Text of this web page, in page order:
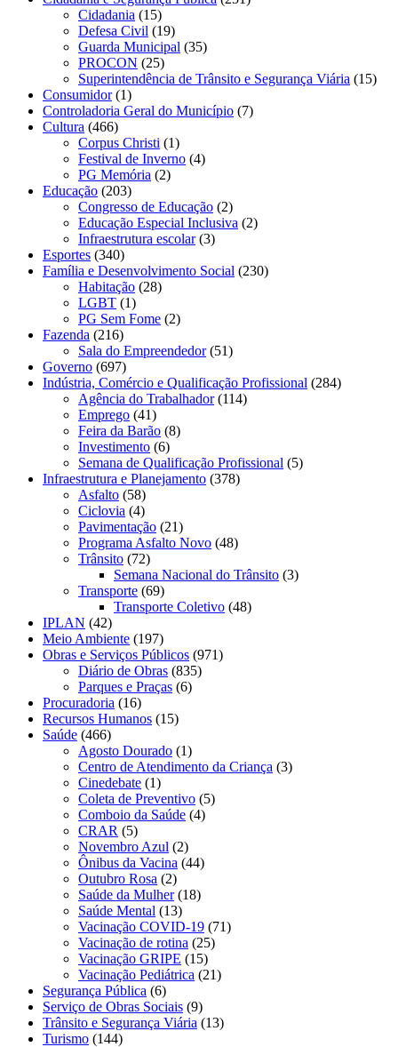
Cidadania (15)
Defesa Civil (19)
Guarda Municipal (35)
PROCON (25)
Superintendência de Trânsito e Segurança Viária (15)
Consumidor(1)
Controladoria Geral do Município (7)
Cultura (466)
Corpus Christi (1)
Festival de Inverno (4)
PG Memória (2)
Educação (203)
Congresso de Educação (2)
Educação Especial Inclusiva (2)
Infraestrutura escolar(3)
Esportes (340)
Família e Desenvolvimento Social (230)
Habitação (28)
LGBT (1)
PG Sem Fome (2)
Fazenda (216)
Sala do Empreendedor(51)
Governo (697)
Indústria, Comércio e Qualificação Profissional (284)
Agência do Trabalhador(114)
Emprego (41)
Feira da Barão (8)
Investimento (6)
Semana de Qualificação Profissional (5)
Infraestrutura e Planejamento (378)
Asfalto (58)
Ciclovia (4)
Pavimentação (21)
Programa Asfalto Novo (48)
Trânsito (72)
Semana Nacional do Trânsito (3)
Transporte (69)
Transporte Coletivo (48)
IPLAN (42)
Meio Ambiente (197)
Obras e Serviços Públicos (971)
Diário de Obras (835)
Parques e Praças (6)
Procuradoria (16)
Recursos Humanos (15)
Saúde (466)
Agosto Dourado (1)
Centro de Atendimento da Criança (3)
Cinedebate (1)
Coleta de Preventivo (5)
Comboio da Saúde (4)
CRAR (5)
Novembro Azul (2)
Ônibus da Vacina (44)
Outubro Rosa (2)
Saúde da Mulher(18)
Saúde Mental (13)
Vacinação COVID-19 (71)
Vacinação de rotina (25)
Vacinação GRIPE (15)
Vacinação Pediátrica (21)
Segurança Pública (6)
Serviço de Obras Sociais (9)
Trânsito e Segurança Viária (13)
Turismo (144)